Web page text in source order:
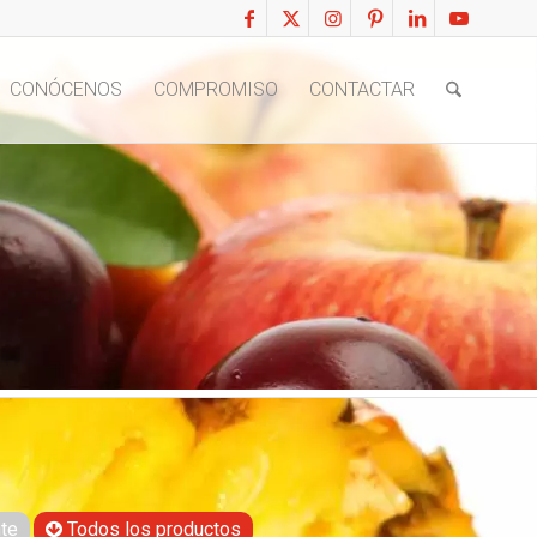
CONÓCENOS COMPROMISO CONTACTAR
Todos los productos